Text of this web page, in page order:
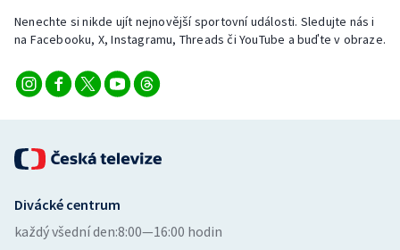
Volejbal
Ostatní
Nenechte si nikde ujít nejnovější sportovní události. Sledujte nás i
na Facebooku, X, Instagramu, Threads či YouTube a buďte v obraze.
Divácké centrum
každý všední den:8:00—16:00 hodin